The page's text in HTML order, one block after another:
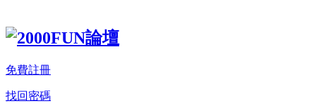
免費註冊
找回密碼